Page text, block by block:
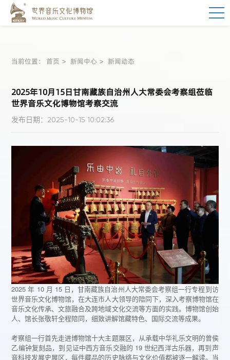
当前位置：首页 新闻中心 新闻动态
2025年10月15日甘南藏族自治州人大常委会考察组莅临
世界音乐文化博物馆考察交流
发布日期：2025-10-15 10:02:36
2025 年 10 月 15 日，甘南藏族自治州人大常委会考察组一行专程到访
世界音乐文化博物馆，在大连市人大领导的陪同下，深入考察博物馆在
音乐文化传承、文旅融合及跨地域文化交流等方面的实践。博物馆创始
人、馆长张敬轩全程陪同，细致讲解馆藏特色、国际交流等成果。
考察组一行首先走进博物馆十大主题展区，从承载中华礼乐文明的曾侯
乙编钟复刻品，到见证中西方音乐交融的 19 世纪西洋古乐器，再到声
音科技发展史展区，每件藏品的历史脉络与文化价值都被逐一解读。当